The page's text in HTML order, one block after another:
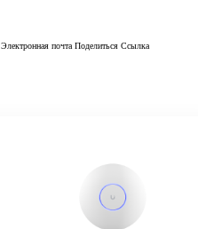
Электронная почта Поделиться Ссылка